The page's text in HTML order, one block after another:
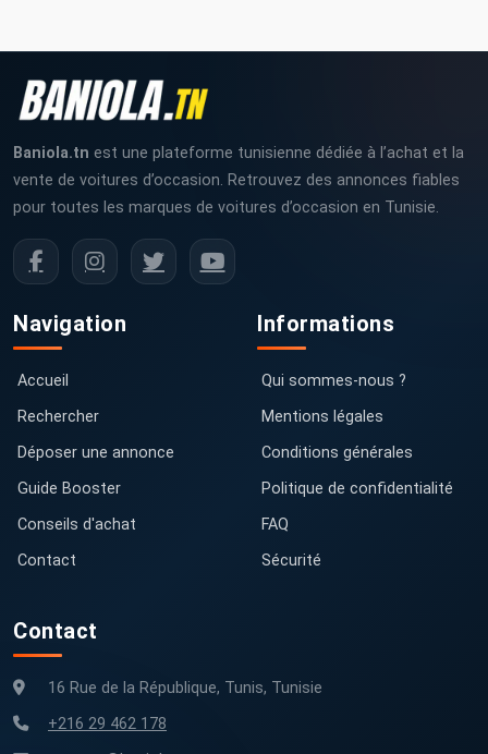
Baniola.tn est une plateforme tunisienne dédiée à l’achat et la
vente de voitures d’occasion. Retrouvez des annonces fiables
pour toutes les marques de voitures d’occasion en Tunisie.
Navigation
Accueil
Rechercher
Déposer une annonce
Guide Booster
Conseils d'achat
Contact
Informations
Qui sommes-nous ?
Mentions légales
Conditions générales
Politique de confidentialité
FAQ
Sécurité
Contact
16 Rue de la République, Tunis, Tunisie
+216 29 462 178